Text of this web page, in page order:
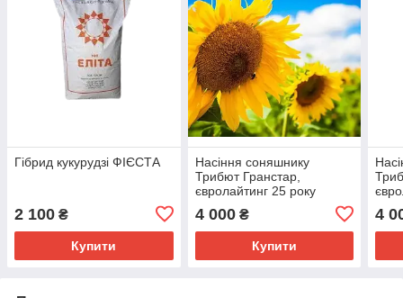
Гібрид кукурудзі ФІЄСТА
2 100 ₴
Купити
Насіння соняшнику
Трибют Гранстар,
євролайтинг 25 року
4 000₴
Купити
4